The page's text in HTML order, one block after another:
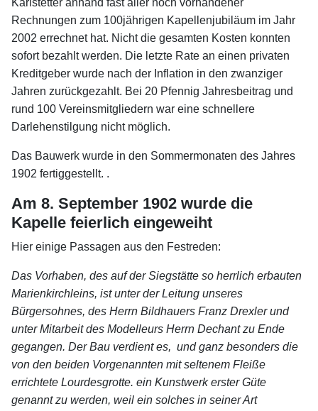
Karlstetter anhand fast aller noch vorhandener
Rechnungen zum 100jährigen Kapellenjubiläum im Jahr
2002 errechnet hat. Nicht die gesamten Kosten konnten
sofort bezahlt werden. Die letzte Rate an einen privaten
Kreditgeber wurde nach der Inflation in den zwanziger
Jahren zurückgezahlt. Bei 20 Pfennig Jahresbeitrag und
rund 100 Vereinsmitgliedern war eine schnellere
Darlehenstilgung nicht möglich.
Das Bauwerk wurde in den Sommermonaten des Jahres
1902 fertiggestellt. .
Am 8. September 1902 wurde die
Kapelle feierlich eingeweiht
Hier einige Passagen aus den Festreden:
Das Vorhaben, des auf der Siegstätte so herrlich erbauten
Marienkirchleins, ist unter der Leitung unseres
Bürgersohnes, des Herrn Bildhauers Franz Drexler und
unter Mitarbeit des Modelleurs Herrn Dechant zu Ende
gegangen. Der Bau verdient es, und ganz besonders die
von den beiden Vorgenannten mit seltenem Fleiße
errichtete Lourdesgrotte. ein Kunstwerk erster Güte
genannt zu werden, weil ein solches in seiner Art